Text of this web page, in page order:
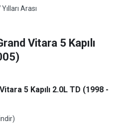
Arası
Vitara 5 Kapılı
5 Kapılı 2.0L TD (1998 -